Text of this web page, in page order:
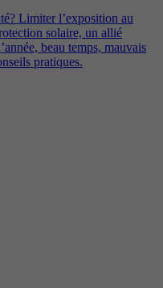
Limiter l’exposition au
solaire, un allié
beau temps, mauvais
pratiques.